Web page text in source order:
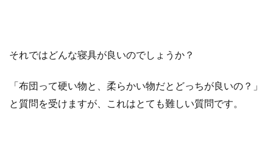
それではどんな寝具が良いのでしょうか？
「布団って硬い物と、柔らかい物だとどっちが良いの？」
と質問を受けますが、これはとても難しい質問です。